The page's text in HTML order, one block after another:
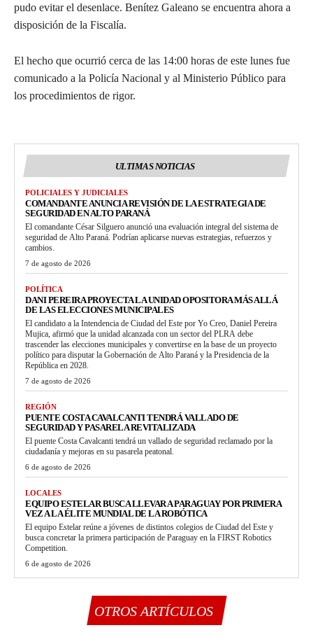
pudo evitar el desenlace. Benítez Galeano se encuentra ahora a
disposición de la Fiscalía.
El hecho que ocurrió cerca de las 14:00 horas de este lunes fue
comunicado a la Policía Nacional y al Ministerio Público para
los procedimientos de rigor.
ULTIMAS NOTICIAS
POLICIALES Y JUDICIALES
COMANDANTE ANUNCIA REVISIÓN DE LA ESTRATEGIA DE
SEGURIDAD EN ALTO PARANÁ
El comandante César Silguero anunció una evaluación integral del sistema de
seguridad de Alto Paraná. Podrían aplicarse nuevas estrategias, refuerzos y
cambios.
7 de agosto de 2026
POLÍTICA
DANI PEREIRA PROYECTA LA UNIDAD OPOSITORA MÁS ALLÁ
DE LAS ELECCIONES MUNICIPALES
El candidato a la Intendencia de Ciudad del Este por Yo Creo, Daniel Pereira
Mujica, afirmó que la unidad alcanzada con un sector del PLRA debe
trascender las elecciones municipales y convertirse en la base de un proyecto
político para disputar la Gobernación de Alto Paraná y la Presidencia de la
República en 2028.
7 de agosto de 2026
REGIÓN
PUENTE COSTA CAVALCANTI TENDRÁ VALLADO DE
SEGURIDAD Y PASARELA REVITALIZADA
El puente Costa Cavalcanti tendrá un vallado de seguridad reclamado por la
ciudadanía y mejoras en su pasarela peatonal.
6 de agosto de 2026
LOCALES
EQUIPO ESTELAR BUSCA LLEVAR A PARAGUAY POR PRIMERA
VEZ A LA ÉLITE MUNDIAL DE LA ROBÓTICA
El equipo Estelar reúne a jóvenes de distintos colegios de Ciudad del Este y
busca concretar la primera participación de Paraguay en la FIRST Robotics
Competition.
6 de agosto de 2026
OTROS ARTÍCULOS